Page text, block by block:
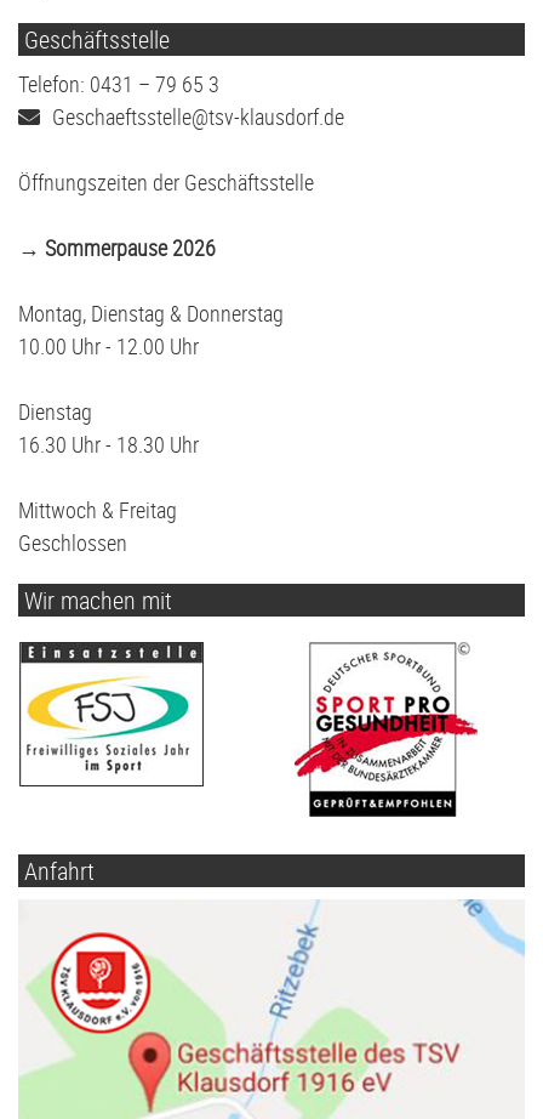
Geschäftsstelle
Telefon: 0431 – 79 65 3
Geschaeftsstelle@tsv-klausdorf.de
Öffnungszeiten der Geschäftsstelle
→ Sommerpause 2026
Montag, Dienstag & Donnerstag
10.00 Uhr - 12.00 Uhr
Dienstag
16.30 Uhr - 18.30 Uhr
Mittwoch & Freitag
Geschlossen
Wir machen mit
Anfahrt